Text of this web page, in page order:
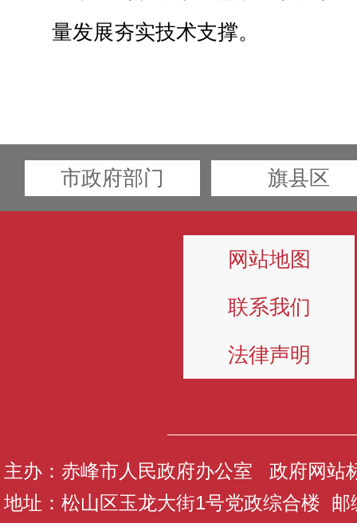
量发展夯实技术支撑。
市政府部门 旗县区
网站地图
联系我们
法律声明
主办：赤峰市人民政府办公室 政府网站
地址：松山区玉龙大街1号党政综合楼 邮